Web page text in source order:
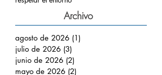
Paso de Carlos Vconcierto carlos V
mirador del picunota de luto
respetar el entorno
Archivo
agosto de 2026 (1)
julio de 2026 (3)3 entradas